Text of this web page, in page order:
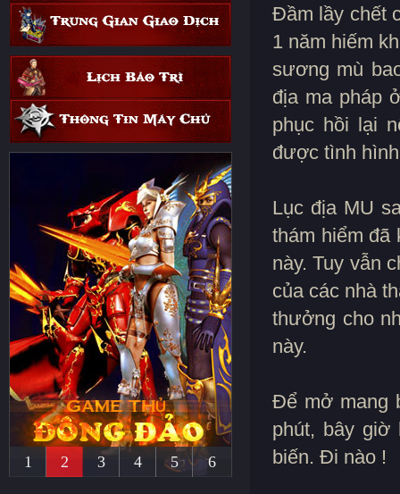
1 2 3 4 5 6
Đầm lầy chết
1 năm hiếm
sương mù
địa ma pháp
phục hồi lại
được tình
Lục địa MU
thám hiểm đã
này. Tuy vẫn
của các nhà
thưởng cho
này.
Để mở mang
phút, bây giờ
biến. Đi nào !